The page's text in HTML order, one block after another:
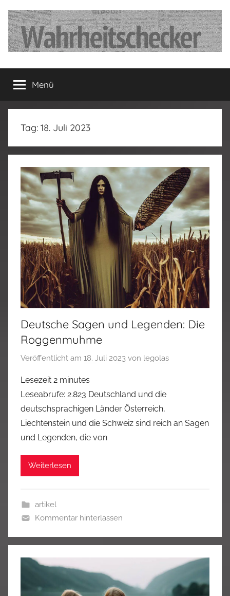
Inhalt
springen
…
Deutschland
hat
fertig…!
Menü
Tag: 18. Juli 2023
Deutsche Sagen und Legenden: Die
Roggenmuhme
Veröffentlicht am 18. Juli 2023 von legolas
Lesezeit 2 minutes
Leseabrufe: 2.823 Deutschland und die
deutschsprachigen Länder Österreich,
Liechtenstein und die Schweiz sind reich an Sagen
und Legenden, die von
Weiterlesen
artikel
Kommentar hinterlassen